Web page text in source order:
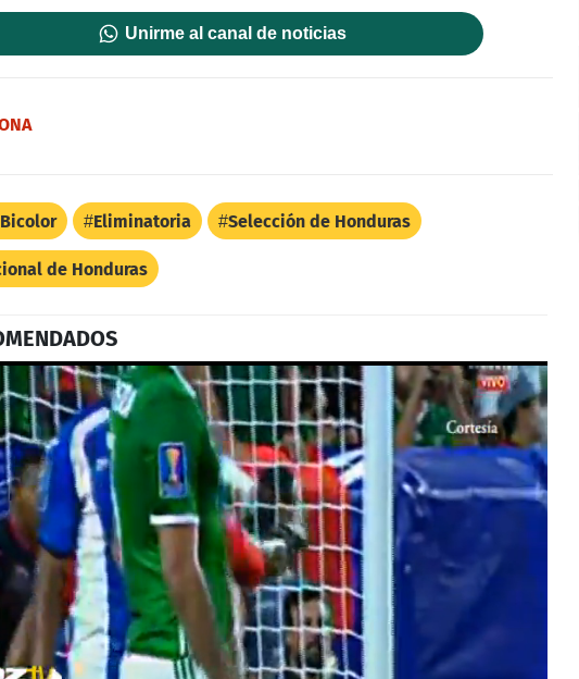
Unirme al canal de noticias
Bicolor Eliminatoria Selección de Honduras
de Honduras